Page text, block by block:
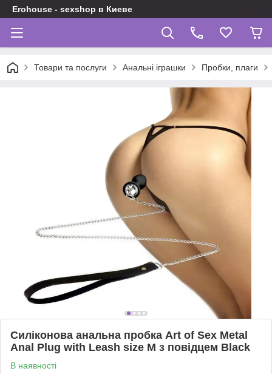
Erohouse - sexshop в Киеве
Товари та послуги Анальні іграшки Пробки, плаги
Силіконова анальна пробка Art of Sex Metal
Anal Plug with Leash size M з повідцем Black
В наявності